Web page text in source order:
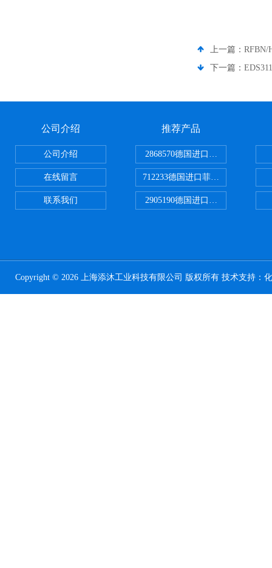
上一篇： RFBN/
下一篇：
公司介绍
公司介绍
在线留言
联系我们
推荐产品
2868570德国进口菲尼克斯电源
712233德国进口菲尼克斯断路器
2905190德国进口菲尼克斯继电器
Copyright © 2026 上海添沐工业科技有限公司 版权所有 技术支持：